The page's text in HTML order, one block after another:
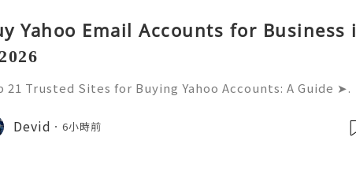
Yahoo Email Accounts for Business i
21 Trusted Sites for Buying Yahoo Accounts: A Guide ➤.
usaglobalit@gmail.com ➤.➤.........➤.➤..........➤.➤......
Devid 6小時前